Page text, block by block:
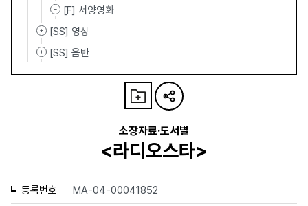
[F] 서양영화
[SS] 영상
[SS] 음반
소장자료·도서별
<라디오스타>
등록번호 MA-04-00041852